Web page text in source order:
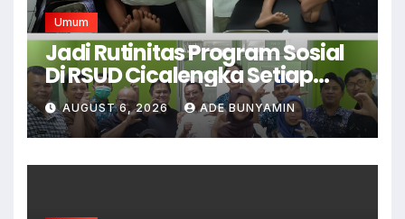
Umum
Jadi Rutinitas Program Sosial
Di RSUD Cicalengka Setiap
Bulan Gelar Sunatan Massal
Bagi Masyarakat Tidak
Mampu
AUGUST 6, 2026 ADE BUNYAMIN